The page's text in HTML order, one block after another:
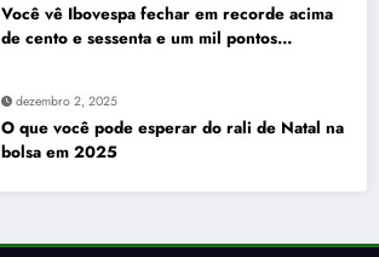
Você vê Ibovespa fechar em recorde acima
de cento e sessenta e um mil pontos
dezembro 2, 2025
O que você pode esperar do rali de Natal na
bolsa em 2025